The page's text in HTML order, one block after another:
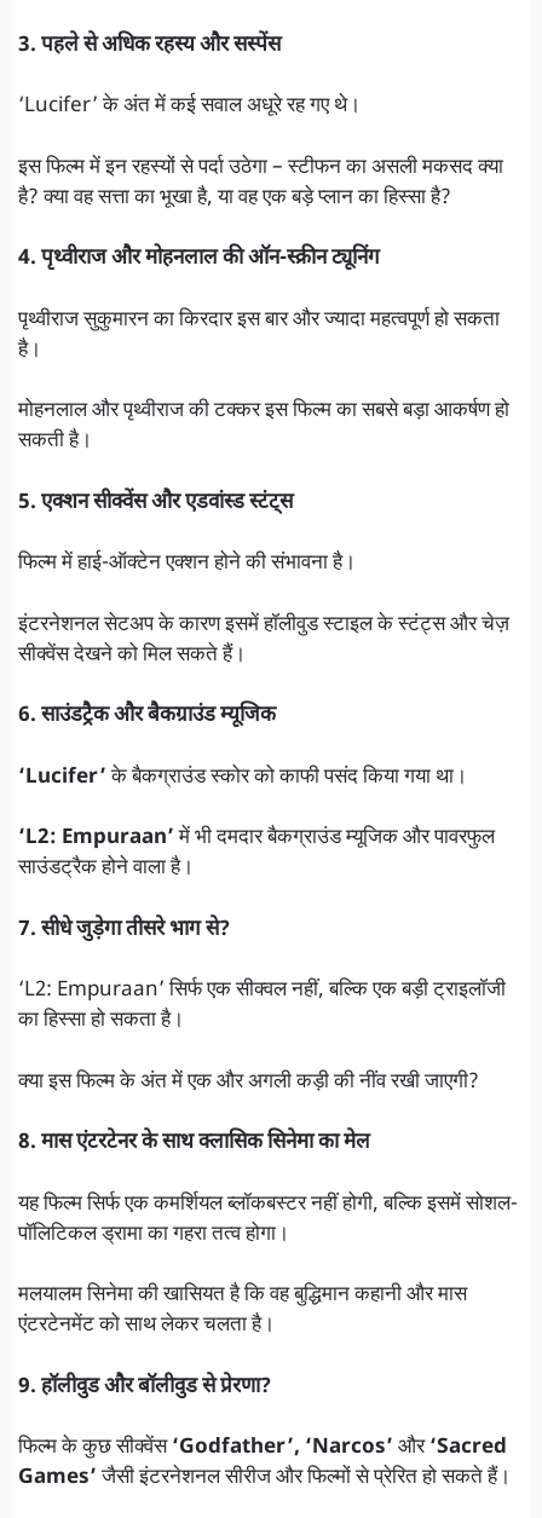
3. पहले से अधिक रहस्य और सस्पेंस
‘Lucifer’ के अंत में कई सवाल अधूरे रह गए थे।
इस फिल्म में इन रहस्यों से पर्दा उठेगा – स्टीफन का असली मकसद क्या
है? क्या वह सत्ता का भूखा है, या वह एक बड़े प्लान का हिस्सा है?
4. पृथ्वीराज और मोहनलाल की ऑन-स्क्रीन ट्यूनिंग
पृथ्वीराज सुकुमारन का किरदार इस बार और ज्यादा महत्वपूर्ण हो सकता
है।
मोहनलाल और पृथ्वीराज की टक्कर इस फिल्म का सबसे बड़ा आकर्षण हो
सकती है।
5. एक्शन सीक्वेंस और एडवांस्ड स्टंट्स
फिल्म में हाई-ऑक्टेन एक्शन होने की संभावना है।
इंटरनेशनल सेटअप के कारण इसमें हॉलीवुड स्टाइल के स्टंट्स और चेज़
सीक्वेंस देखने को मिल सकते हैं।
6. साउंडट्रैक और बैकग्राउंड म्यूजिक
‘Lucifer’के बैकग्राउंड स्कोर को काफी पसंद किया गया था।
‘L2: Empuraan’में भी दमदार बैकग्राउंड म्यूजिक और पावरफुल
साउंडट्रैक होने वाला है।
7. सीधे जुड़ेगा तीसरे भाग से?
‘L2: Empuraan’ सिर्फ एक सीक्वल नहीं, बल्कि एक बड़ी ट्राइलॉजी
का हिस्सा हो सकता है।
क्या इस फिल्म के अंत में एक और अगली कड़ी की नींव रखी जाएगी?
8. मास एंटरटेनर के साथ क्लासिक सिनेमा का मेल
यह फिल्म सिर्फ एक कमर्शियल ब्लॉकबस्टर नहीं होगी, बल्कि इसमें सोशल-
पॉलिटिकल ड्रामा का गहरा तत्व होगा।
मलयालम सिनेमा की खासियत है कि वह बुद्धिमान कहानी और मास
एंटरटेनमेंट को साथ लेकर चलता है।
9. हॉलीवुड और बॉलीवुड से प्रेरणा?
फिल्म के कुछ सीक्वेंस‘Godfather’, ‘Narcos’ और‘Sacred
Games’जैसी इंटरनेशनल सीरीज और फिल्मों से प्रेरित हो सकते हैं।